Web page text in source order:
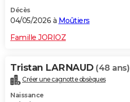
Décès
04/05/2026 à Moûtiers
Famille JORIOZ
Tristan LARNAUD (48 ans)
Créer une cagnotte obsèques
Naissance